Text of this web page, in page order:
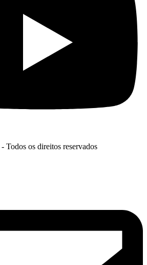
Todos os direitos reservados